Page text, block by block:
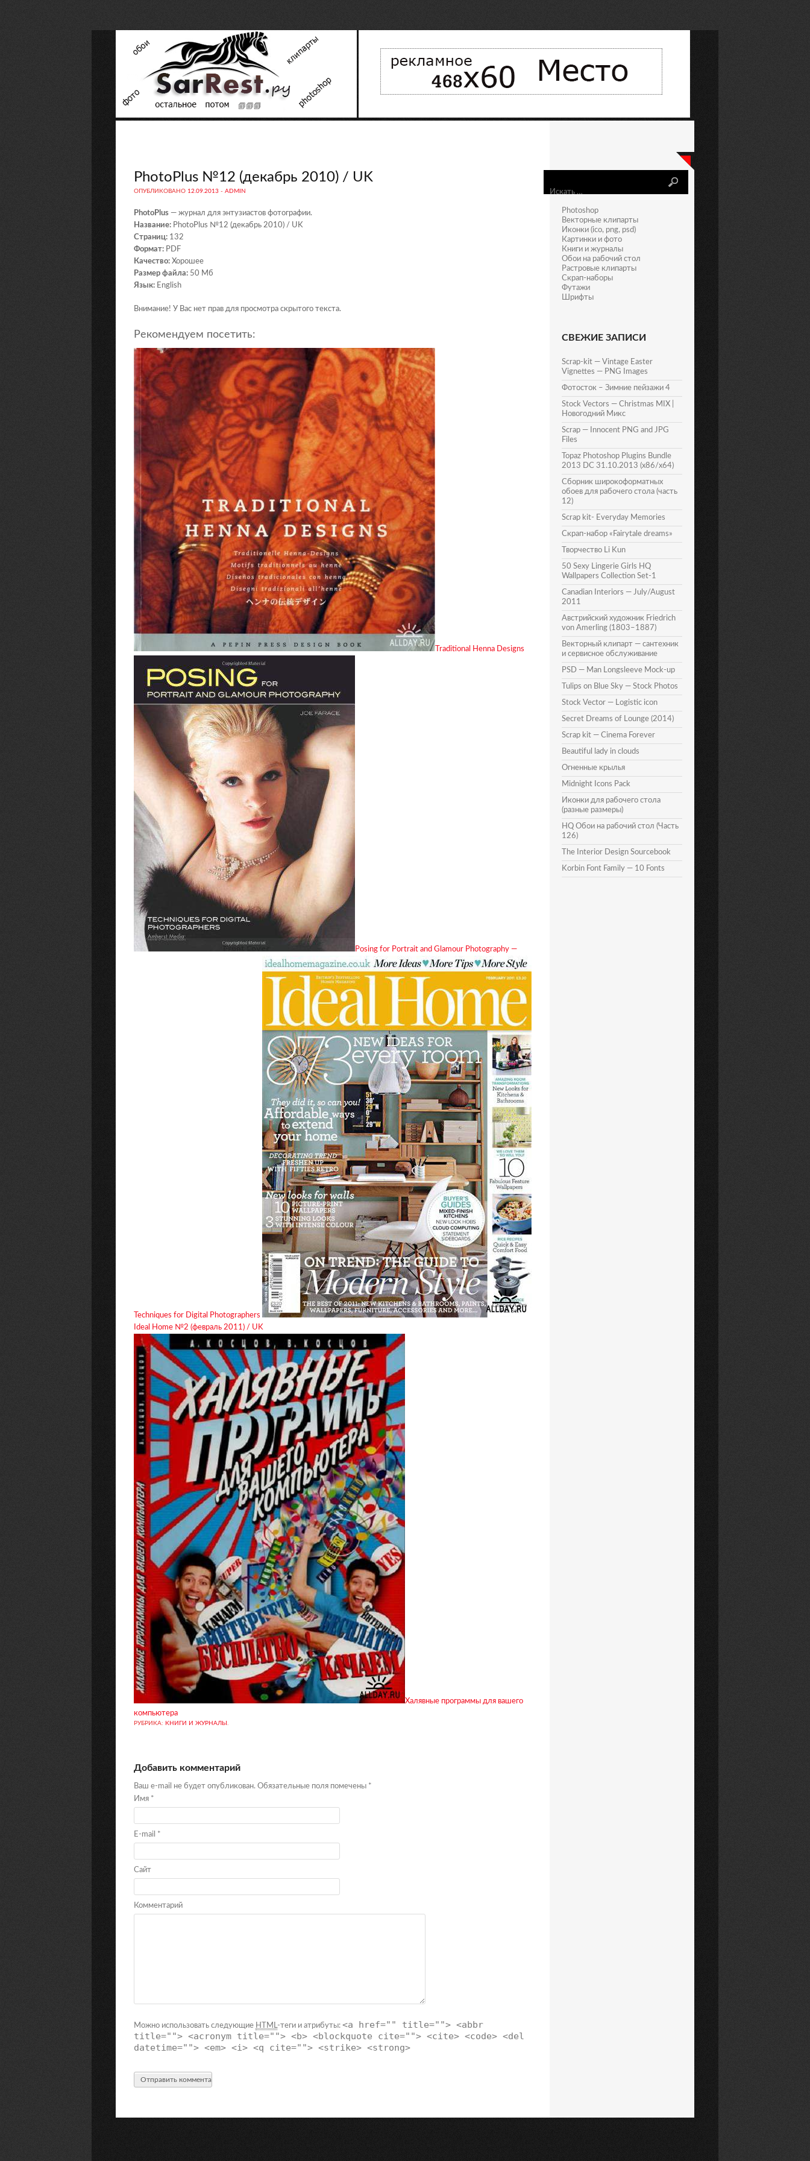
PhotoPlus №12 (декабрь 2010) / UK
ОПУБЛИКОВАНО 12.09.2013 - ADMIN
PhotoPlus — журнал для энтузиастов фотографии.
Название: PhotoPlus №12 (декабрь 2010) / UK
Страниц: 132
Формат: PDF
Качество: Хорошее
Размер файла: 50 Мб
Язык: English
Внимание! У Вас нет прав для просмотра скрытого текста.
Рекомендуем посетить:
Traditional Henna Designs
Posing for Portrait and Glamour Photography —
Techniques for Digital Photographers
Ideal Home №2 (февраль 2011) / UK
Халявные программы для вашего
компьютера
РУБРИКА: КНИГИ И ЖУРНАЛЫ
Добавить комментарий
Ваш e-mail не будет опубликован. Обязательные поля помечены *
Имя *
E-mail *
Сайт
Комментарий
Можно использовать следующие HTML -теги и атрибуты: <a href="" title=""> <abbr
title=""> <acronym title=""> <b> <blockquote cite=""> <cite> <code> <del
datetime=""> <em> <i> <q cite=""> <strike> <strong>
Photoshop
Векторные клипарты
Иконки (ico, png, psd)
Картинки и фото
Книги и журналы
Обои на рабочий стол
Растровые клипарты
Скрап-наборы
Футажи
Шрифты
СВЕЖИЕ ЗАПИСИ
Scrap-kit — Vintage Easter
Vignettes — PNG Images
Фотосток – Зимние пейзажи 4
Stock Vectors — Christmas MIX |
Новогодний Микс
Scrap — Innocent PNG and JPG
Files
Topaz Photoshop Plugins Bundle
2013 DC 31.10.2013 (x86/x64)
Сборник широкоформатных
обоев для рабочего стола (часть
12)
Scrap kit- Everyday Memories
Скрап-набор «Fairytale dreams»
Творчество Li Kun
50 Sexy Lingerie Girls HQ
Wallpapers Collection Set-1
Canadian Interiors — July/August
2011
Австрийский художник Friedrich
von Amerling (1803–1887)
Векторный клипарт — сантехник
и сервисное обслуживание
PSD — Man Longsleeve Mock-up
Tulips on Blue Sky — Stock Photos
Stock Vector — Logistic icon
Secret Dreams of Lounge (2014)
Scrap kit — Cinema Forever
Beautiful lady in clouds
Огненные крылья
Midnight Icons Pack
Иконки для рабочего стола
(разные размеры)
HQ Обои на рабочий стол (Часть
126)
The Interior Design Sourcebook
Korbin Font Family — 10 Fonts